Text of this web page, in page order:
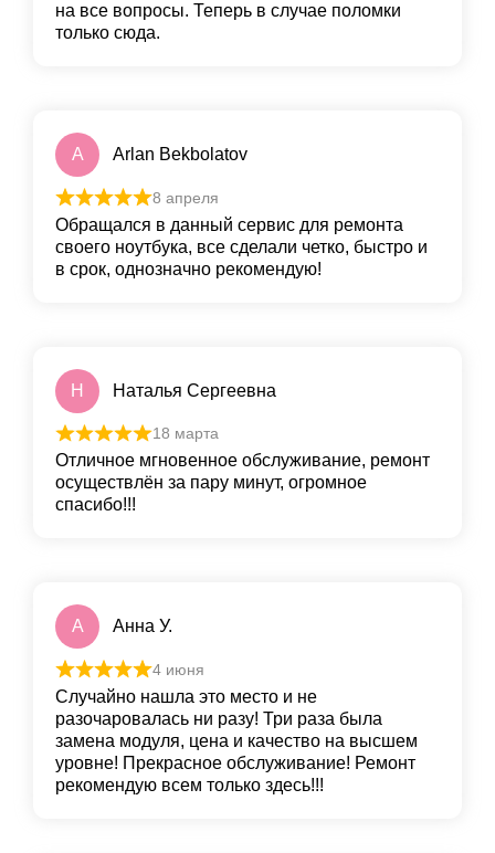
на все вопросы. Теперь в случае поломки
только сюда.
A Arlan Bekbolatov
8 апреля
Обращался в данный сервис для ремонта
своего ноутбука, все сделали четко, быстро и
в срок, однозначно рекомендую!
Н Наталья Сергеевна
18 марта
Отличное мгновенное обслуживание, ремонт
осуществлён за пару минут, огромное
спасибо!!!
А Анна У.
4 июня
Случайно нашла это место и не
разочаровалась ни разу! Три раза была
замена модуля, цена и качество на высшем
уровне! Прекрасное обслуживание! Ремонт
рекомендую всем только здесь!!!